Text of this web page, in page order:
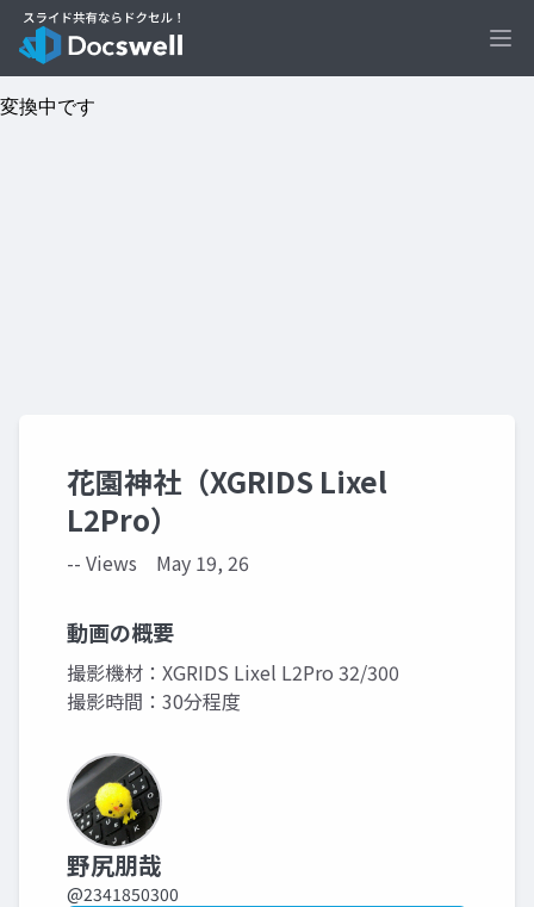
花園神社（XGRIDS Lixel
L2Pro）
-- Views May 19, 26
動画の概要
撮影機材：XGRIDS Lixel L2Pro 32/300
撮影時間：30分程度
野尻朋哉
@2341850300